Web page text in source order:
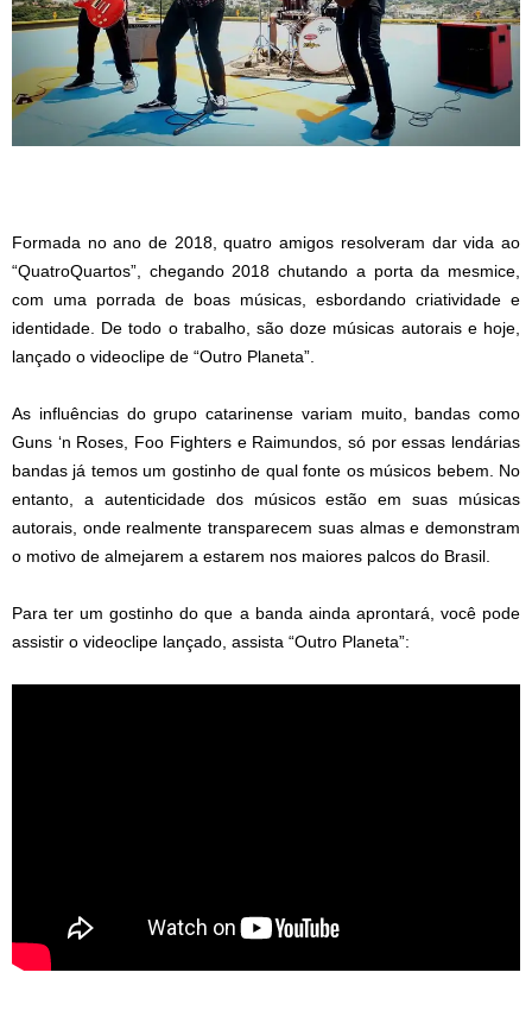
Formada no ano de 2018, quatro amigos resolveram dar vida ao
“QuatroQuartos”, chegando 2018 chutando a porta da mesmice,
com uma porrada de boas músicas, esbordando criatividade e
identidade. De todo o trabalho, são doze músicas autorais e hoje,
lançado o videoclipe de “Outro Planeta”.
As influências do grupo catarinense variam muito, bandas como
Guns ‘n Roses, Foo Fighters e Raimundos, só por essas lendárias
bandas já temos um gostinho de qual fonte os músicos bebem. No
entanto, a autenticidade dos músicos estão em suas músicas
autorais, onde realmente transparecem suas almas e demonstram
o motivo de almejarem a estarem nos maiores palcos do Brasil.
Para ter um gostinho do que a banda ainda aprontará, você pode
assistir o videoclipe lançado, assista “Outro Planeta”: